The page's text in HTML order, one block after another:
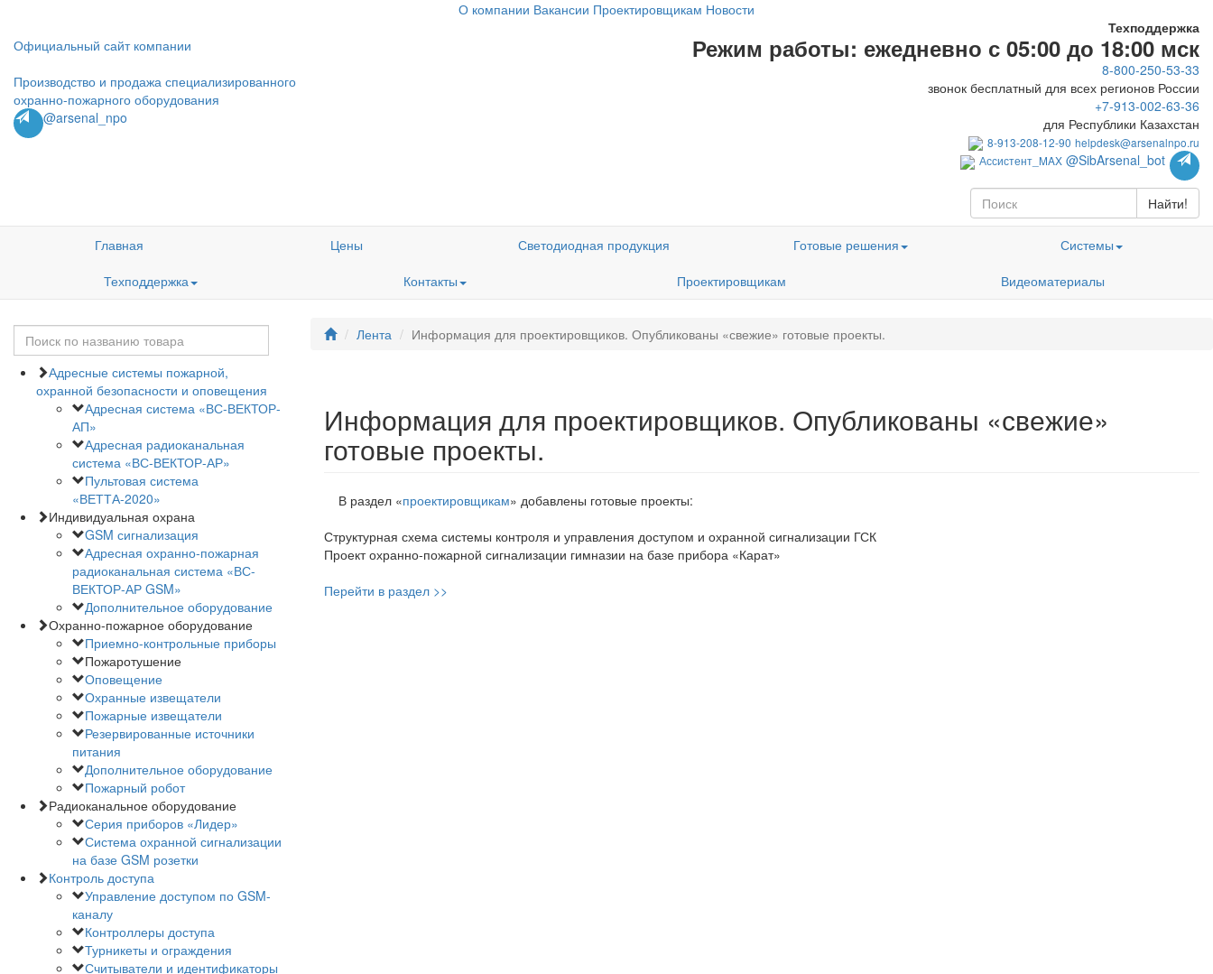
О компании Вакансии Проектировщикам Новости
Официальный сайт компании
Производство и продажа специализированного
охранно-пожарного оборудования
@arsenal_npo
Техподдержка
Режим работы: ежедневно с 05:00 до 18:00 мск
8-800-250-53-33
звонок бесплатный для всех регионов России
+7-913-002-63-36
для Республики Казахстан
8-913-208-12-90 helpdesk@arsenalnpo.ru
Ассистент_MAX @SibArsenal_bot
Найти!
Главная Цены Светодиодная продукция Готовые решения
Системы
Техподдержка
Контакты Проектировщикам Видеоматериалы
Адресные системы пожарной,
охранной безопасности и оповещения
Адресная система «ВС-ВЕКТОР-
АП»
Адресная радиоканальная
система «ВС-ВЕКТОР-АР»
Пультовая система
«ВЕТТА-2020»
Индивидуальная охрана
GSM сигнализация
Адресная охранно-пожарная
радиоканальная система «ВС-
ВЕКТОР-АР GSM»
Дополнительное оборудование
Охранно-пожарное оборудование
Приемно-контрольные приборы
Пожаротушение
Оповещение
Охранные извещатели
Пожарные извещатели
Резервированные источники
питания
Дополнительное оборудование
Пожарный робот
Радиоканальное оборудование
Серия приборов «Лидер»
Система охранной сигнализации
на базе GSM розетки
Контроль доступа
Управление доступом по GSM-
каналу
Контроллеры доступа
Турникеты и ограждения
Считыватели и идентификаторы
Лента Информация для проектировщиков. Опубликованы «свежие» готовые проекты.
Информация для проектировщиков. Опубликованы «свежие»
готовые проекты.
В раздел «проектировщикам» добавлены готовые проекты:
Структурная схема системы контроля и управления доступом и охранной сигнализации ГСК
Проект охранно-пожарной сигнализации гимназии на базе прибора «Карат»
Перейти в раздел >>